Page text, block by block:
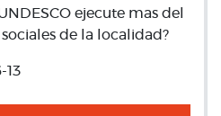
ejecute mas del
de la localidad?
13